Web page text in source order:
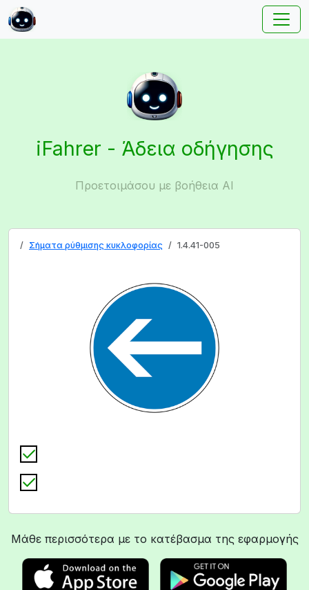
iFahrer - Άδεια οδήγησης
Προετοιμάσου με βοήθεια AI
Σήματα ρύθμισης κυκλοφορίας 1.4.41-005
Μάθε περισσότερα με το κατέβασμα της εφαρμογής